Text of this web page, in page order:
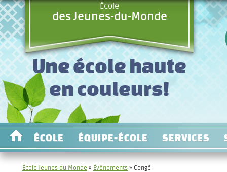
École
des Jeunes-du-Monde
Une école haute
en couleurs!
ÉCOLE ÉQUIPE-ÉCOLE SERVICES
École Jeunes du Monde » Évènements » Congé